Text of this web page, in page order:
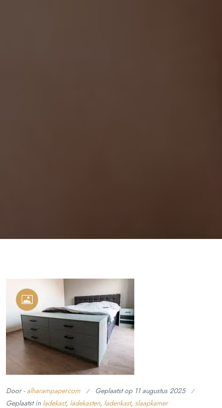
Door - alharampapercom Geplaatst op 11 augustus 2025
Geplaatst in ladekast, ladekasten, ladenkast, slaapkamer